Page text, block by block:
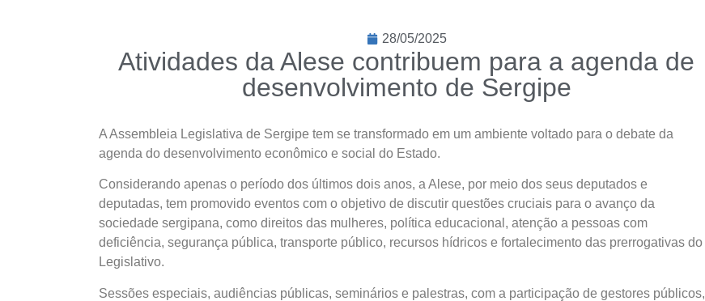
28/05/2025
Atividades da Alese contribuem para a agenda de
desenvolvimento de Sergipe
A Assembleia Legislativa de Sergipe tem se transformado em um ambiente voltado para o debate da
agenda do desenvolvimento econômico e social do Estado.
Considerando apenas o período dos últimos dois anos, a Alese, por meio dos seus deputados e
deputadas, tem promovido eventos com o objetivo de discutir questões cruciais para o avanço da
sociedade sergipana, como direitos das mulheres, política educacional, atenção a pessoas com
deficiência, segurança pública, transporte público, recursos hídricos e fortalecimento das prerrogativas do
Legislativo.
Sessões especiais, audiências públicas, seminários e palestras, com a participação de gestores públicos,